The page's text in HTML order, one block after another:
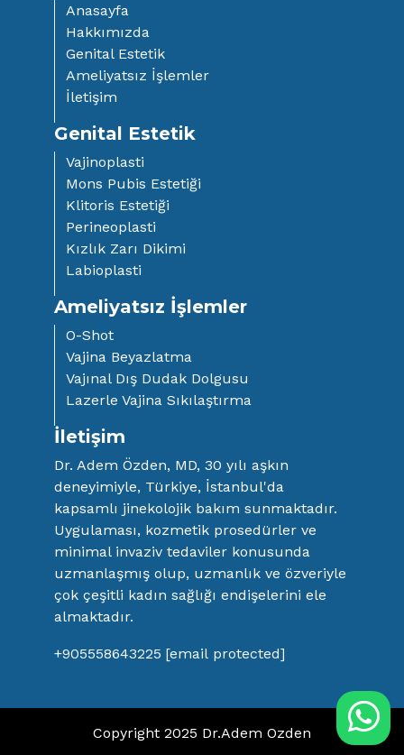
Anasayfa
Hakkımızda
Genital Estetik
Ameliyatsız İşlemler
İletişim
Genital Estetik
Vajinoplasti
Mons Pubis Estetiği
Klitoris Estetiği
Perineoplasti
Kızlık Zarı Dikimi
Labioplasti
Ameliyatsız İşlemler
O-Shot
Vajina Beyazlatma
Vajınal Dış Dudak Dolgusu
Lazerle Vajina Sıkılaştırma
İletişim
Dr. Adem Özden, MD, 30 yılı aşkın
deneyimiyle, Türkiye, İstanbul'da
kapsamlı jinekolojik bakım sunmaktadır.
Uygulaması, kozmetik prosedürler ve
minimal invaziv tedaviler konusunda
uzmanlaşmış olup, uzmanlık ve özveriyle
çok çeşitli kadın sağlığı endişelerini ele
almaktadır.
+905558643225 [email protected]
Copyright 2025 Dr.Adem Ozden